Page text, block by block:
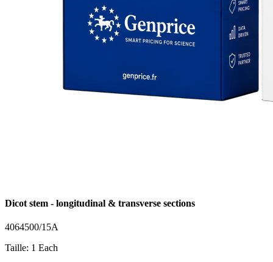
Dicot stem - longitudinal & transverse sections
4064500/15A
Taille: 1 Each